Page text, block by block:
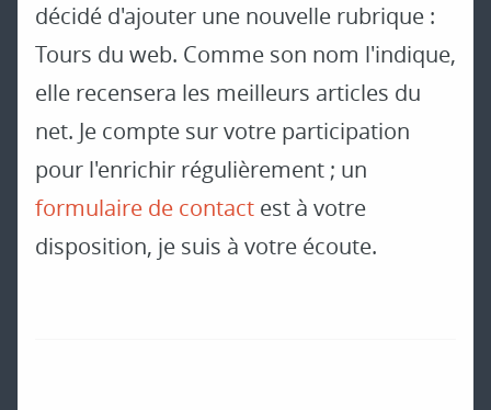
décidé d'ajouter une nouvelle rubrique :
Tours du web. Comme son nom l'indique,
elle recensera les meilleurs articles du
net. Je compte sur votre participation
pour l'enrichir régulièrement ; un
formulaire de contact est à votre
disposition, je suis à votre écoute.